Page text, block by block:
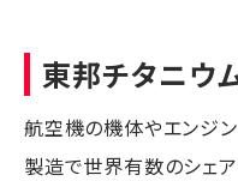
東邦チタニウ
航空機の機体やエンジン
製造で世界有数のシェ